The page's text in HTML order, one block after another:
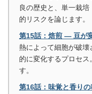
良の歴史と、単一栽
的リスクを論じます。
第15話：焙煎 ― 豆が
熱によって細胞が破壊
的に変化するプロセ
す。
第16話：味覚と香り